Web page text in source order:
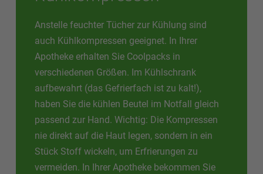
Anstelle feuchter Tücher zur Kühlung sind
auch Kühlkompressen geeignet. In Ihrer
Apotheke erhalten Sie Coolpacks in
verschiedenen Größen. Im Kühlschrank
aufbewahrt (das Gefrierfach ist zu kalt!),
haben Sie die kühlen Beutel im Notfall gleich
passend zur Hand. Wichtig: Die Kompressen
nie direkt auf die Haut legen, sondern in ein
Stück Stoff wickeln, um Erfrierungen zu
vermeiden. In Ihrer Apotheke bekommen Sie